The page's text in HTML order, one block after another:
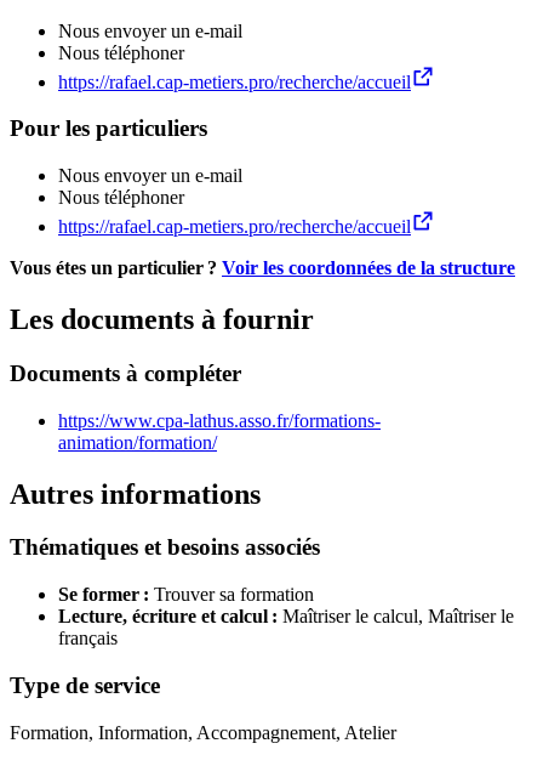
Nous envoyer un e-mail
Nous téléphoner
https://rafael.cap-metiers.pro/recherche/accueil
Pour les particuliers
Nous envoyer un e-mail
Nous téléphoner
https://rafael.cap-metiers.pro/recherche/accueil
Vous étes un particulier ? Voir les coordonnées de la structure
Les documents à fournir
Documents à compléter
https://www.cpa-lathus.asso.fr/formations-
animation/formation/
Autres informations
Thématiques et besoins associés
Se former : Trouver sa formation
Lecture, écriture et calcul : Maîtriser le calcul, Maîtriser le
français
Type de service
Formation, Information, Accompagnement, Atelier